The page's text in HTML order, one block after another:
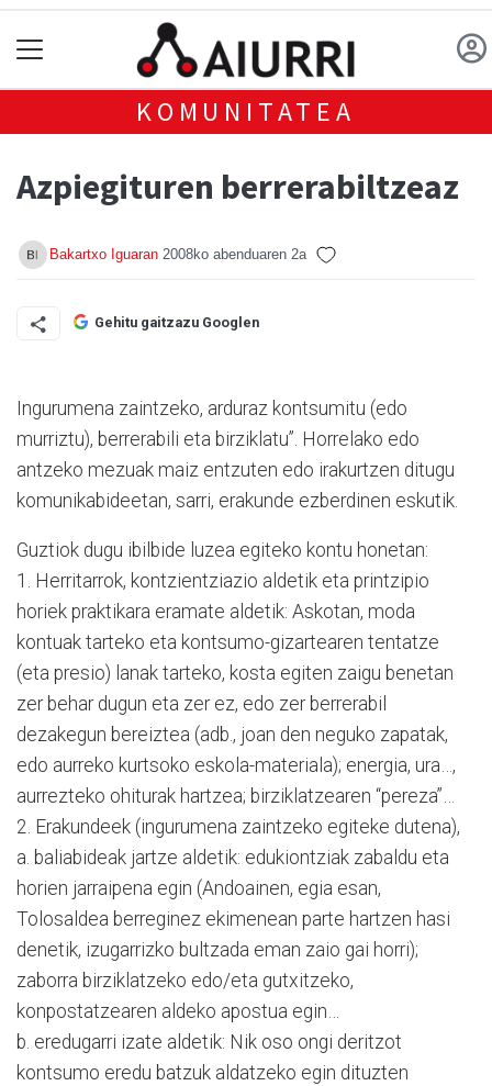
KOMUNITATEA
Azpiegituren berrerabiltzeaz
Bakartxo Iguaran 2008ko abenduaren 2a
Gehitu gaitzazu Googlen
Ingurumena zaintzeko, arduraz kontsumitu (edo
murriztu), berrerabili eta birziklatu”. Horrelako edo
antzeko mezuak maiz entzuten edo irakurtzen ditugu
komunikabideetan, sarri, erakunde ezberdinen eskutik.
Guztiok dugu ibilbide luzea egiteko kontu honetan:
1. Herritarrok, kontzientziazio aldetik eta printzipio
horiek praktikara eramate aldetik: Askotan, moda
kontuak tarteko eta kontsumo-gizartearen tentatze
(eta presio) lanak tarteko, kosta egiten zaigu benetan
zer behar dugun eta zer ez, edo zer berrerabil
dezakegun bereiztea (adb., joan den neguko zapatak,
edo aurreko kurtsoko eskola-materiala); energia, ura…,
aurrezteko ohiturak hartzea; birziklatzearen “pereza”…
2. Erakundeek (ingurumena zaintzeko egiteke dutena),
a. baliabideak jartze aldetik: edukiontziak zabaldu eta
horien jarraipena egin (Andoainen, egia esan,
Tolosaldea berreginez ekimenean parte hartzen hasi
denetik, izugarrizko bultzada eman zaio gai horri);
zaborra birziklatzeko edo/eta gutxitzeko,
konpostatzearen aldeko apostua egin…
b. eredugarri izate aldetik: Nik oso ongi deritzot
kontsumo eredu batzuk aldatzeko egin dituzten